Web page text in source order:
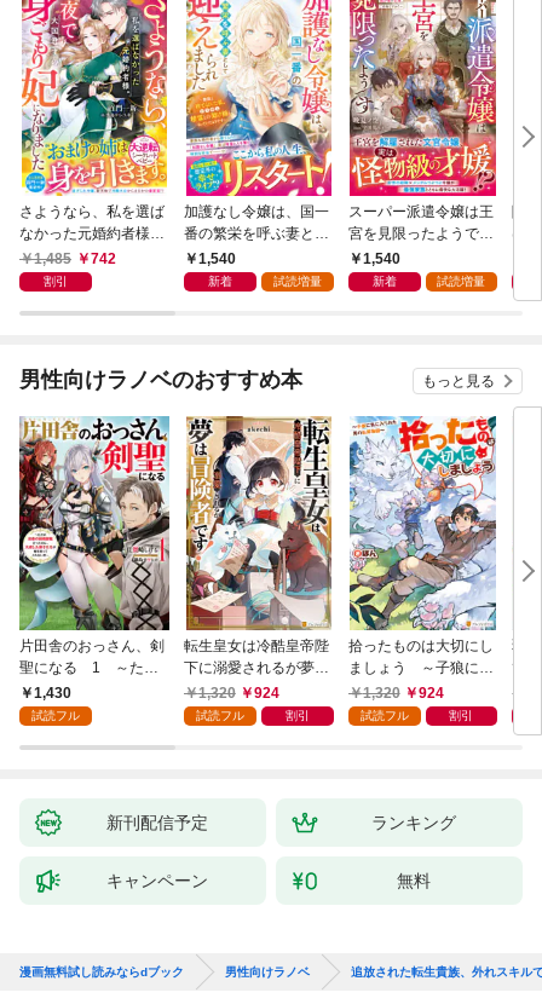
さようなら、私を選ば
なかった元婚約者様。
一夜で大国君主の身ご
もり妃になりました
1,485 742
割引
加護なし令嬢は、国一
番の繁栄を呼ぶ妻とし
て迎えられました～無
能と捨てられた私、ど
1,540
新着 試読増量
スーパー派遣令嬢は王
宮を見限ったようです
～私を不当解雇した元
上司へ。我が家の正
1,540
新着 試読増量
は
追
辺
男性向けラノベのおすすめ本 もっと見る
片田舎のおっさん、剣
聖になる 1 ～ただ
の田舎の剣術師範だっ
たのに、大成した弟子
ない件～
1,430
試読フル
転生皇女は冷酷皇帝陛
下に溺愛されるが夢は
冒険者です！
1,320 924
試読フル 割引
拾ったものは大切にし
ましょう ～子狼に気
に入られた男の転移物
語～
1,320 924
試読フル 割引
弱
て
～
新刊配信予定 ランキング
キャンペーン 無料
漫画無料試し読みならdブック 男性向けラノベ 追放された転生貴族、外れスキル